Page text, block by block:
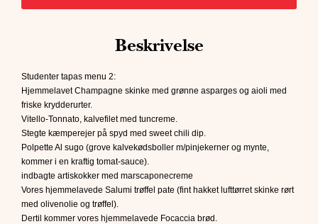
Beskrivelse
Studenter tapas menu 2:
Hjemmelavet Champagne skinke med grønne asparges og aioli med
friske krydderurter.
Vitello-Tonnato, kalvefilet med tuncreme.
Stegte kæmperejer på spyd med sweet chili dip.
Polpette Al sugo (grove kalvekødsboller m/pinjekerner og mynte,
kommer i en kraftig tomat-sauce).
indbagte artiskokker med marscaponecreme
Vores hjemmelavede Salumi trøffel pate (fint hakket lufttørret skinke rørt
med olivenolie og trøffel).
Dertil kommer vores hjemmelavede Focaccia brød.